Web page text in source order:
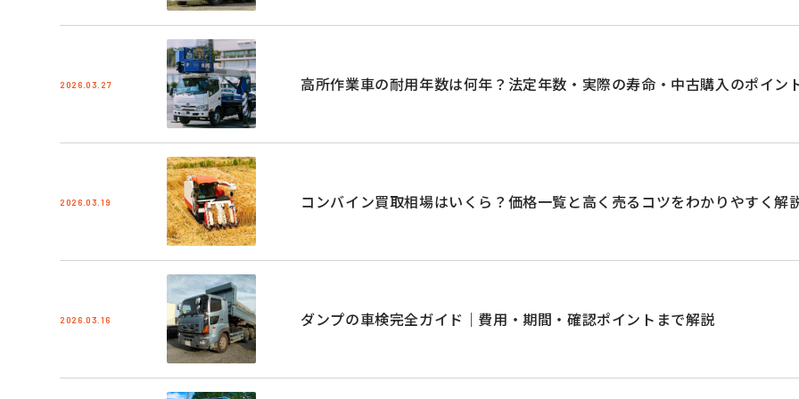
2026.03.27 高所作業車の耐用年数は何年？法定年数・実際の寿命・中古購入のポイン
2026.03.19 コンバイン買取相場はいくら？価格一覧と高く売るコツをわかりやすく解
2026.03.16 ダンプの車検完全ガイド｜費用・期間・確認ポイントまで解説